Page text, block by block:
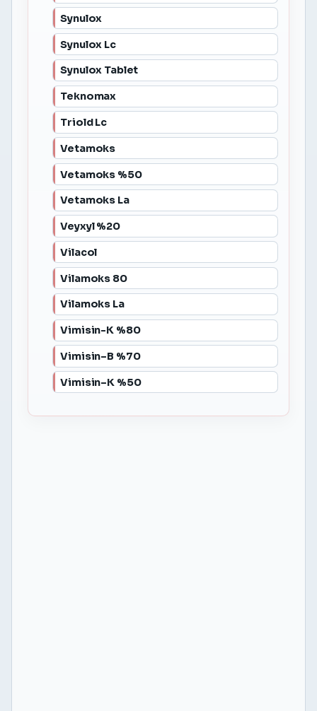
Synulox
Synulox Lc
Synulox Tablet
Teknomax
Triold Lc
Vetamoks
Vetamoks %50
Vetamoks La
Veyxyl %20
Vilacol
Vilamoks 80
Vilamoks La
Vimisin-K %80
Vimisin–B %70
Vimisin–K %50